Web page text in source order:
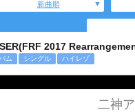
新曲順
2017
ム シングル ハイレゾ
二神